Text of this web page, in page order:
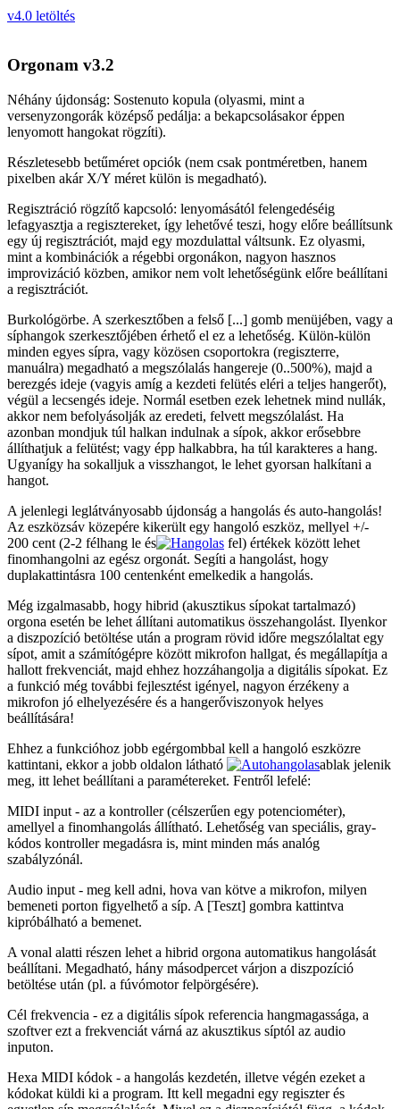
v4.0 letöltés
Orgonam v3.2
Néhány újdonság: Sostenuto kopula (olyasmi, mint a
versenyzongorák középső pedálja: a bekapcsolásakor éppen
lenyomott hangokat rögzíti).
Részletesebb betűméret opciók (nem csak pontméretben, hanem
pixelben akár X/Y méret külön is megadható).
Regisztráció rögzítő kapcsoló: lenyomásától felengedéséig
lefagyasztja a regisztereket, így lehetővé teszi, hogy előre beállítsunk
egy új regisztrációt, majd egy mozdulattal váltsunk. Ez olyasmi,
mint a kombinációk a régebbi orgonákon, nagyon hasznos
improvizáció közben, amikor nem volt lehetőségünk előre beállítani
a regisztrációt.
Burkológörbe. A szerkesztőben a felső [...] gomb menüjében, vagy a
síphangok szerkesztőjében érhető el ez a lehetőség. Külön-külön
minden egyes sípra, vagy közösen csoportokra (regiszterre,
manuálra) megadható a megszólalás hangereje (0..500%), majd a
berezgés ideje (vagyis amíg a kezdeti felütés eléri a teljes hangerőt),
végül a lecsengés ideje. Normál esetben ezek lehetnek mind nullák,
akkor nem befolyásolják az eredeti, felvett megszólalást. Ha
azonban mondjuk túl halkan indulnak a sípok, akkor erősebbre
állíthatjuk a felütést; vagy épp halkabbra, ha túl karakteres a hang.
Ugyanígy ha sokalljuk a visszhangot, le lehet gyorsan halkítani a
hangot.
A jelenlegi leglátványosabb újdonság a hangolás és auto-hangolás!
Az eszközsáv közepére kikerült egy hangoló eszköz, mellyel +/-
200 cent (2-2 félhang le és
fel) értékek között lehet
finomhangolni az egész orgonát. Segíti a hangolást, hogy
duplakattintásra 100 centenként emelkedik a hangolás.
Még izgalmasabb, hogy hibrid (akusztikus sípokat tartalmazó)
orgona esetén be lehet állítani automatikus összehangolást. Ilyenkor
a diszpozíció betöltése után a program rövid időre megszólaltat egy
sípot, amit a számítógépre között mikrofon hallgat, és megállapítja a
hallott frekvenciát, majd ehhez hozzáhangolja a digitális sípokat. Ez
a funkció még további fejlesztést igényel, nagyon érzékeny a
mikrofon jó elhelyezésére és a hangerőviszonyok helyes
beállítására!
Ehhez a funkcióhoz jobb egérgombbal kell a hangoló eszközre
kattintani, ekkor a jobb oldalon látható
ablak jelenik
meg, itt lehet beállítani a paramétereket. Fentről lefelé:
MIDI input - az a kontroller (célszerűen egy potenciométer),
amellyel a finomhangolás állítható. Lehetőség van speciális, gray-
kódos kontroller megadásra is, mint minden más analóg
szabályzónál.
Audio input - meg kell adni, hova van kötve a mikrofon, milyen
bemeneti porton figyelhető a síp. A [Teszt] gombra kattintva
kipróbálható a bemenet.
A vonal alatti részen lehet a hibrid orgona automatikus hangolását
beállítani. Megadható, hány másodpercet várjon a diszpozíció
betöltése után (pl. a fúvómotor felpörgésére).
Cél frekvencia - ez a digitális sípok referencia hangmagassága, a
szoftver ezt a frekvenciát várná az akusztikus síptól az audio
inputon.
Hexa MIDI kódok - a hangolás kezdetén, illetve végén ezeket a
kódokat küldi ki a program. Itt kell megadni egy regiszter és